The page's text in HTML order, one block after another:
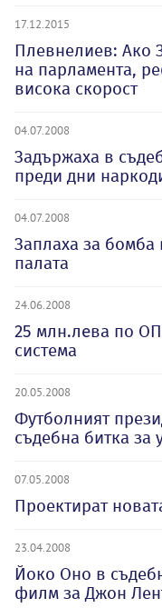
17.12.2015
Плевнелиев: Ако
на парламента,
висока скорост
04.07.2008
Задържаха в
преди дни
04.07.2008
Заплаха за бомба
палата
24.06.2008
25 млн.лeва по
система
20.05.2008
Футболният
съдебна битка за
07.05.2008
Проектират
23.04.2008
Йоко Оно в
филм за Джон